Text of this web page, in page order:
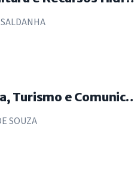
Secretaria de
SOUZA